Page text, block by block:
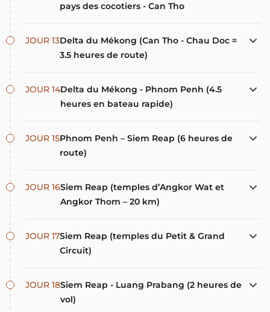
pays des cocotiers - Can Tho
JOUR 13Delta du Mékong (Can Tho - Chau Doc ≈
3.5 heures de route)
JOUR 14Delta du Mékong - Phnom Penh (4.5
heures en bateau rapide)
JOUR 15Phnom Penh – Siem Reap (6 heures de
route)
JOUR 16Siem Reap (temples d’Angkor Wat et
Angkor Thom – 20 km)
JOUR 17Siem Reap (temples du Petit & Grand
Circuit)
JOUR 18Siem Reap - Luang Prabang (2 heures de
vol)